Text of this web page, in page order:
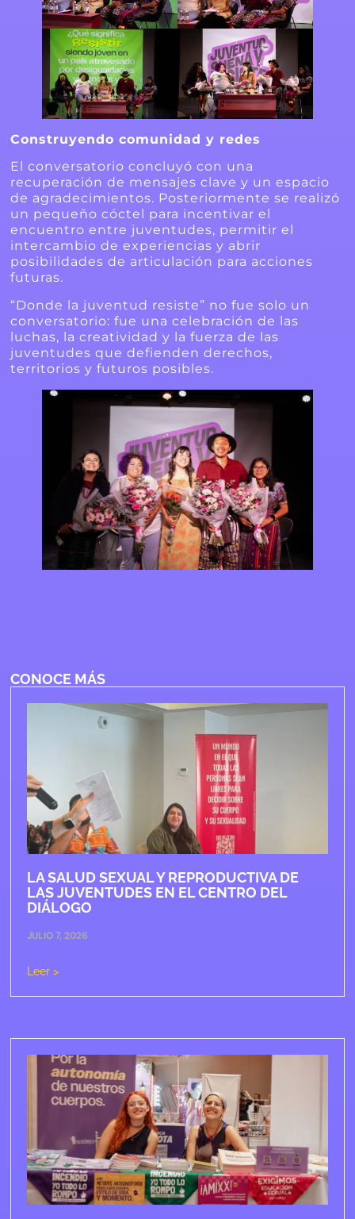
Construyendo comunidad y redes
El conversatorio concluyó con una
recuperación de mensajes clave y un espacio
de agradecimientos. Posteriormente se realizó
un pequeño cóctel para incentivar el
encuentro entre juventudes, permitir el
intercambio de experiencias y abrir
posibilidades de articulación para acciones
futuras.
“Donde la juventud resiste” no fue solo un
conversatorio: fue una celebración de las
luchas, la creatividad y la fuerza de las
juventudes que defienden derechos,
territorios y futuros posibles.
CONOCE MÁS
LA SALUD SEXUAL Y REPRODUCTIVA DE
LAS JUVENTUDES EN EL CENTRO DEL
DIÁLOGO
JULIO 7, 2026
Leer >